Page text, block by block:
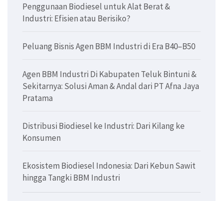
Penggunaan Biodiesel untuk Alat Berat &
Industri: Efisien atau Berisiko?
Peluang Bisnis Agen BBM Industri di Era B40–B50
Agen BBM Industri Di Kabupaten Teluk Bintuni &
Sekitarnya: Solusi Aman & Andal dari PT Afna Jaya
Pratama
Distribusi Biodiesel ke Industri: Dari Kilang ke
Konsumen
Ekosistem Biodiesel Indonesia: Dari Kebun Sawit
hingga Tangki BBM Industri